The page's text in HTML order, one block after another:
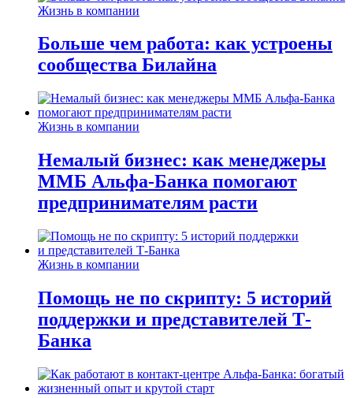
Жизнь в компании
Больше чем работа: как устроены
сообщества Билайна
Жизнь в компании
Немалый бизнес: как менеджеры
ММБ Альфа-Банка помогают
предпринимателям расти
Жизнь в компании
Помощь не по скрипту: 5 историй
поддержки и представителей Т-
Банка